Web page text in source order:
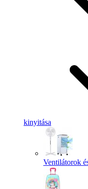
kinyitása
Ventilátorok